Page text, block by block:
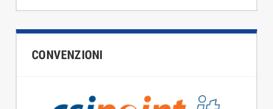
CONVENZIONI